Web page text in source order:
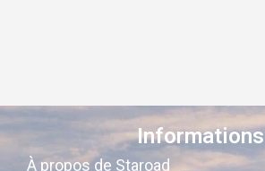
Informations
À propos de Staroad